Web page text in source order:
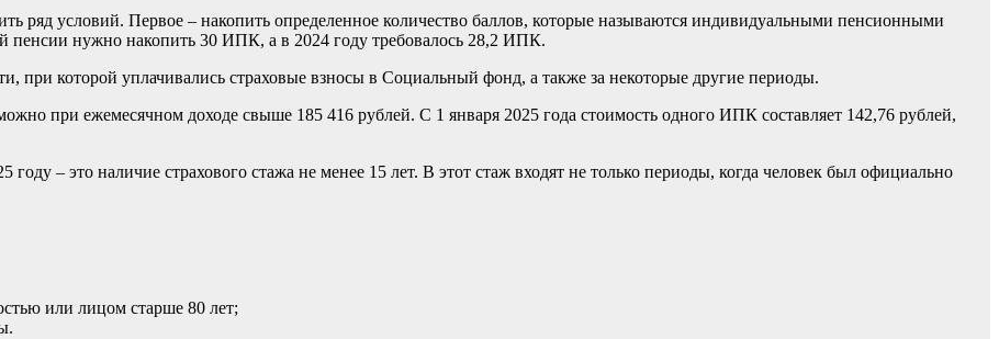
ряд условий. Первое – накопить определенное количество баллов, которые называются индивидуальными пенсионными
нужно накопить 30 ИПК, а в 2024 году требовалось 28,2 ИПК.
при которой уплачивались страховые взносы в Социальный фонд, а также за некоторые другие периоды.
при ежемесячном доходе свыше 185 416 рублей. С 1 января 2025 года стоимость одного ИПК составляет 142,76 рублей,
– это наличие страхового стажа не менее 15 лет. В этот стаж входят не только периоды, когда человек был официально
или лицом старше 80 лет;